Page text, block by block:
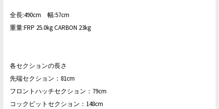
全長:490cm 幅:57cm
重量:FRP 25.0kg CARBON 23kg
各セクションの長さ
先端セクション：81cm
フロントハッチセクション：79cm
コックピットセクション：148cm